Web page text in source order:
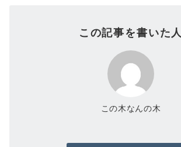
この記事を書いた人
この木なんの木